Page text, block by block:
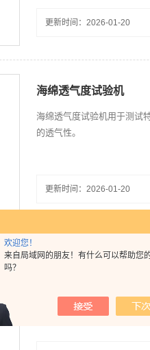
欢迎您！
来自局域网的朋友！有什么可以帮助您
吗？
更新时间：2026-01-20
海绵透气度试验机
海绵透气度试验机用于测试
的透气性。
更新时间：2026-01-20
纺织品透气度仪
纺织品透气度仪用于测试
透气性。